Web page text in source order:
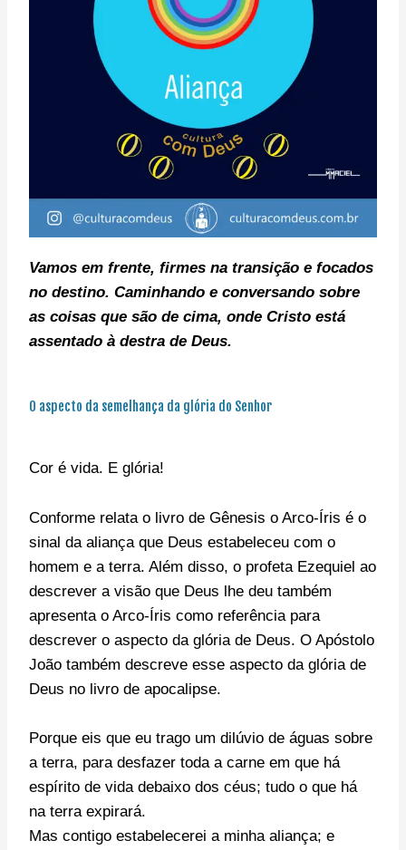
Vamos em frente, firmes na transição e focados
no destino. Caminhando e conversando sobre
as coisas que são de cima, onde Cristo está
assentado à destra de Deus.
O aspecto da semelhança da glória do Senhor
Cor é vida. E glória!
Conforme relata o livro de Gênesis o Arco-Íris é o
sinal da aliança que Deus estabeleceu com o
homem e a terra. Além disso, o profeta Ezequiel ao
descrever a visão que Deus lhe deu também
apresenta o Arco-Íris como referência para
descrever o aspecto da glória de Deus. O Apóstolo
João também descreve esse aspecto da glória de
Deus no livro de apocalipse.
Porque eis que eu trago um dilúvio de águas sobre
a terra, para desfazer toda a carne em que há
espírito de vida debaixo dos céus; tudo o que há
na terra expirará.
Mas contigo estabelecerei a minha aliança; e